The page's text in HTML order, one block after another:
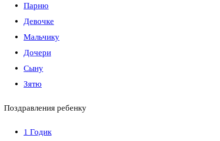
Парню
Девочке
Мальчику
Дочери
Сыну
Зятю
Поздравления ребенку
1 Годик